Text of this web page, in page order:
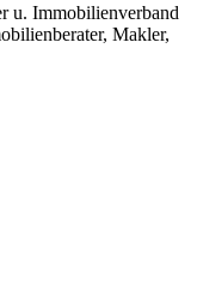
u. Immobilienverband
Makler,